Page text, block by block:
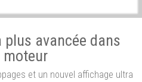
avancée dans
moteur
et un nouvel affichage ultra